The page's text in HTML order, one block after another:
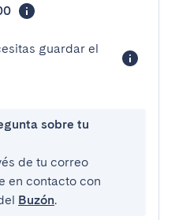
guardar el
sobre tu
de tu correo
en contacto con
Buzón.